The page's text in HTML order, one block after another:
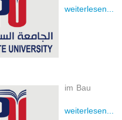
weiterlesen...
im Bau
weiterlesen...